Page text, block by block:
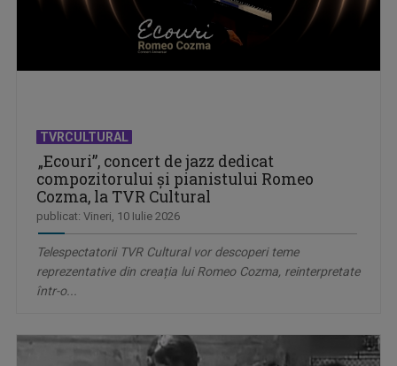
TVRCULTURAL
„Ecouri”, concert de jazz dedicat
compozitorului și pianistului Romeo
Cozma, la TVR Cultural
publicat: Vineri, 10 Iulie 2026
Telespectatorii TVR Cultural vor descoperi teme
reprezentative din creația lui Romeo Cozma, reinterpretate
într-o...